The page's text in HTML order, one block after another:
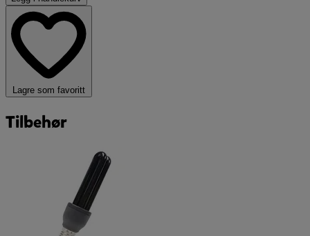
Lagre som favoritt
Tilbehør